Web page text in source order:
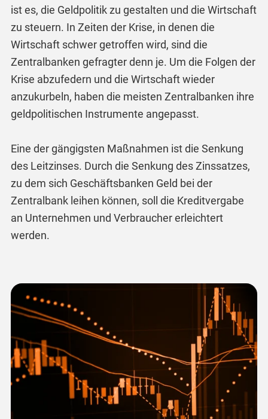
ist es, die Geldpolitik zu gestalten und die Wirtschaft
zu steuern. In Zeiten der Krise, in denen die
Wirtschaft schwer getroffen wird, sind die
Zentralbanken gefragter denn je. Um die Folgen der
Krise abzufedern und die Wirtschaft wieder
anzukurbeln, haben die meisten Zentralbanken ihre
geldpolitischen Instrumente angepasst.
Eine der gängigsten Maßnahmen ist die Senkung
des Leitzinses. Durch die Senkung des Zinssatzes,
zu dem sich Geschäftsbanken Geld bei der
Zentralbank leihen können, soll die Kreditvergabe
an Unternehmen und Verbraucher erleichtert
werden.